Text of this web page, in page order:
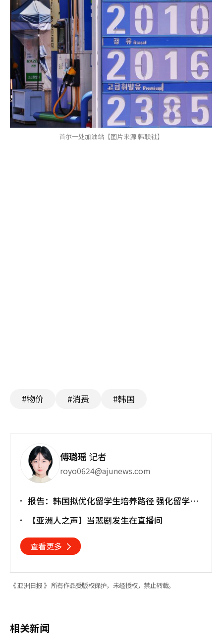
首尔一处加油站【图片来源 韩联社】
#物价 #消费 #韩国
傅璐瑶 记者
royo0624@ajunews.com
报告：韩国拟优化留学生培养路径 强化留学就
【亚洲人之声】当悲剧发生在直播间
查看更多
《 亚洲日报 》 所有作品受版权保护，未经授权，禁止转载。
相关新闻